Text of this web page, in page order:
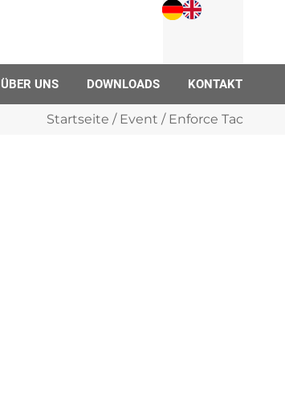
ÜBER UNS DOWNLOADS KONTAKT
Startseite / Event / Enforce Tac